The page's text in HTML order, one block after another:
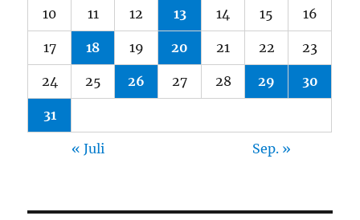
10 11 12 13 14 15 16
17 18 19 20 21 22 23
24 25 26 27 28 29 30
31
« Juli Sep. »